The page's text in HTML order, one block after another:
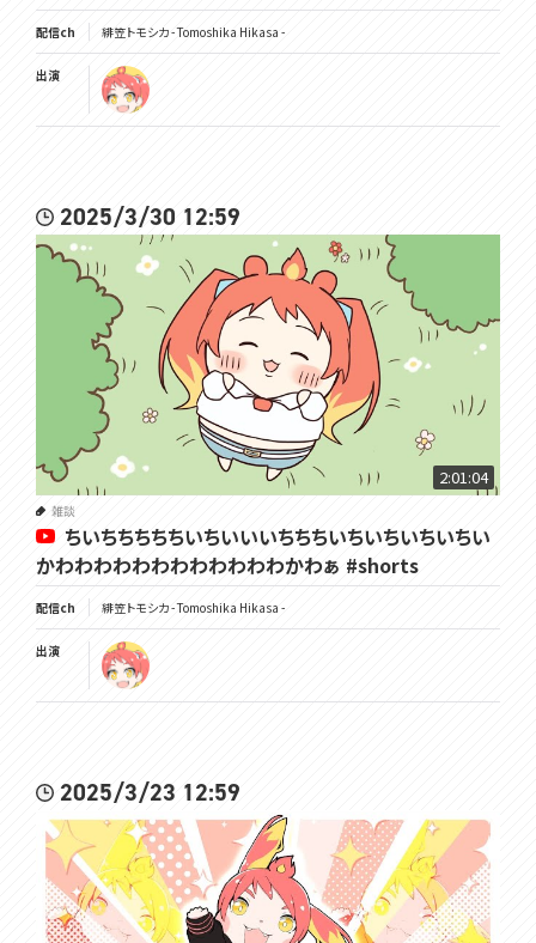
配信ch 緋笠トモシカ - Tomoshika Hikasa -
出演
2025/3/30 12:59
2:01:04
雑談
ちいちちちちちいちいいいちちちいちいちいちいちい
かわわわわわわわわわわわわかわぁ #shorts
配信ch 緋笠トモシカ - Tomoshika Hikasa -
出演
2025/3/23 12:59